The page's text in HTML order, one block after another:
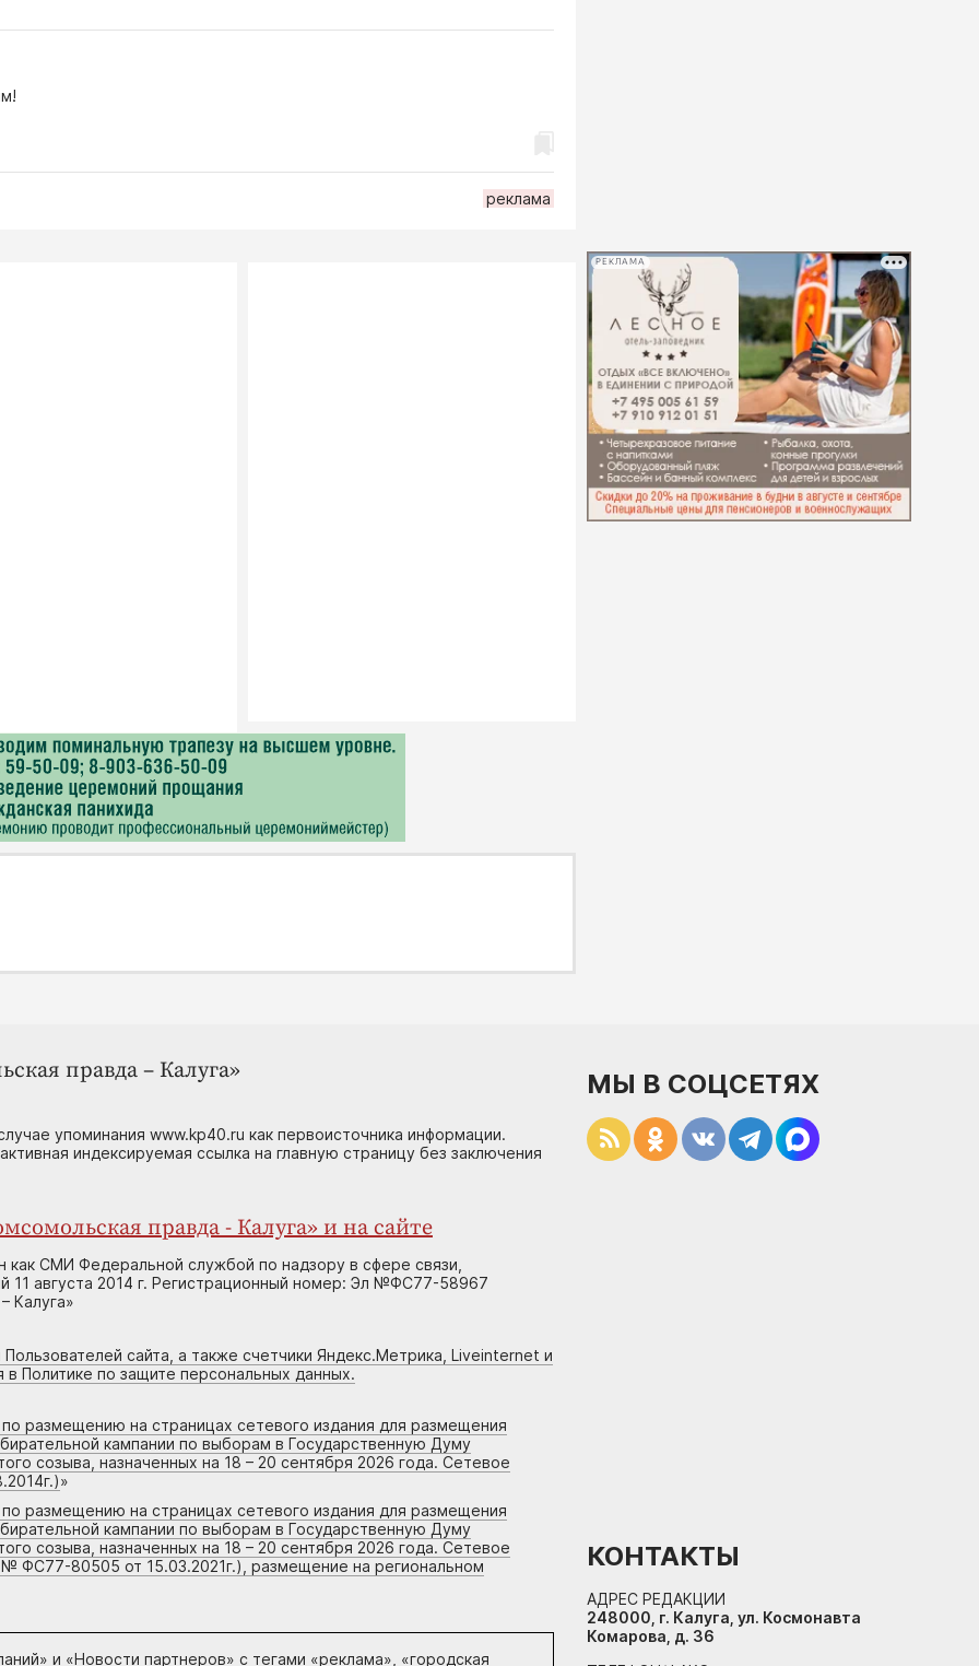
рeклама
РЕКЛАМА
правда – Калуга»
упоминания www.kp40.ru как первоисточника информации.
индексируемая ссылка на главную страницу без заключения
правда - Калуга» и на сайте
как СМИ Федеральной службой по надзору в сфере связи,
11 августа 2014 г. Регистрационный номер: Эл №ФС77-58967
Калуга»
сайта, а также счетчики Яндекс.Метрика, Liveinternet и
Политике по защите персональных данных.
размещению на страницах сетевого издания для размещения
кампании по выборам в Государственную Думу
созыва, назначенных на 18 – 20 сентября 2026 года. Сетевое
»
размещению на страницах сетевого издания для размещения
кампании по выборам в Государственную Думу
созыва, назначенных на 18 – 20 сентября 2026 года. Сетевое
ФС77-80505 от 15.03.2021г.), размещение на региональном
» и «Новости партнеров» с тегами «реклама», «городская
МЫ В СОЦСЕТЯХ
КОНТАКТЫ
АДРЕС РЕДАКЦИИ
248000, г. Калуга, ул. Космонавта
Комарова, д. 36